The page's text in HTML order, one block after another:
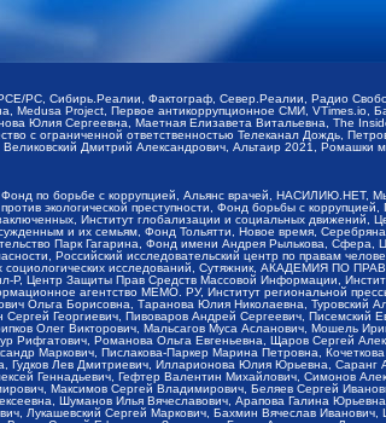
PC, Сибирь.Реалии, Фактограф, Север.Реалии, Радио
Medusa Project, Первое антикоррупционное СМИ,
Юлия Сергеевна, Маетная Елизавета Витальевна, The
с ограниченной ответственностью Телеканал Дождь,
Дмитрий Александрович, Альтаир 2021, Ромашки
по борьбе с коррупцией, Альянс врачей,
экологической преступности, Фонд борьбы с
Институт глобализации и социальных
и их семьям, Фонд Тольятти, Новое время,
Парк Гагарина, Фонд имени Андрея Рылькова,
Российский исследовательский центр по правам
социологических исследований, Сутяжник, АКАДЕМИЯ ПО
Р, Центр Защиты Прав Средств Массовой Информации,
агентство МЕМО. РУ, Институт региональной
Ольга Борисовна, Таранова Юлия Николаевна, Туровский
Георгиевич, Пивоваров Андрей Сергеевич, Писемский
Олег Викторович, Мальсагов Муса Асланович, Мошель
Романова Ольга Евгеньевна, Щаров Сергей
Маркович, Пислакова-Паркер Марина Петровна,
Гудков Лев Дмитриевич, Илларионова Юлия Юрьевна,
Геннадьевич, Гефтер Валентин Михайлович, Симонов
Максимов Сергей Владимирович, Беляев Сергей
Шуманов Илья Вячеславович, Арапова Галина
Лукашевский Сергей Маркович, Бахмин Вячеслав